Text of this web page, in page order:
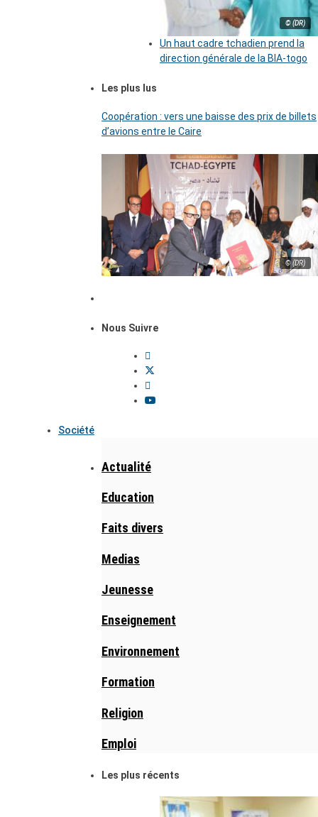
© (DR)
Un haut cadre tchadien prend la
direction générale de la BIA-togo
Les plus lus
Coopération : vers une baisse des prix de billets
d’avions entre le Caire
© (DR)
Nous Suivre
Société
Actualité
Education
Faits divers
Medias
Jeunesse
Enseignement
Environnement
Formation
Religion
Emploi
Les plus récents